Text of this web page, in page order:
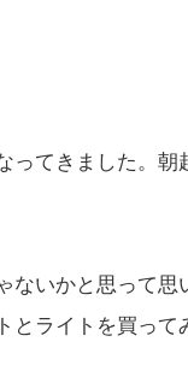
てきました。朝
ないかと思って思
ライトを買って